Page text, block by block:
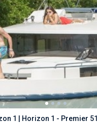
1 | Horizon 1 - Premier 51